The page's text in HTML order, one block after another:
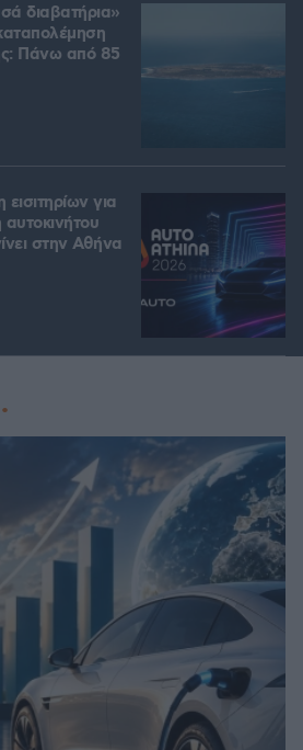
διαβατήρια»
Πάνω από 85
για
στην Αθήνα